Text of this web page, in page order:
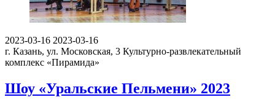
2023-03-16 2023-03-16
г. Казань, ул. Московская, 3 Культурно-развлекательный
комплекс «Пирамида»
Шоу «Уральские Пельмени» 2023